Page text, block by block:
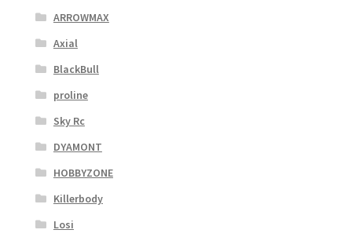
ARROWMAX
Axial
BlackBull
proline
Sky Rc
DYAMONT
HOBBYZONE
Killerbody
Losi